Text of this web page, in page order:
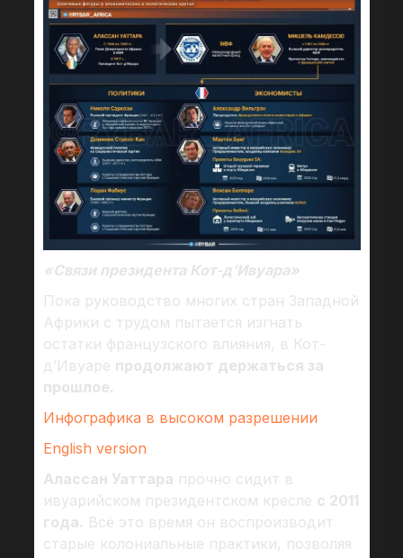
«Связи президента Кот-д’Ивуара»
Пока руководство многих стран Западной
Африки с трудом пытается изгнать
остатки французского влияния, в Кот-
д’Ивуаре продолжают держаться за
прошлое.
Инфографика в высоком разрешении
English version
Алассан Уаттара прочно сидит в
ивуарийском президентском кресле с 2011
года. Всё это время он воспроизводит
старые колониальные практики, позволяя